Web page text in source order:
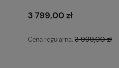
3 799,00 zł
Cena regularna: 3 999,00 zł